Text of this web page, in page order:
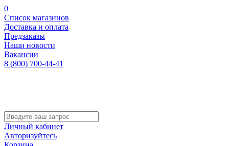
0
Список магазинов
Доставка и оплата
Предзаказы
Наши новости
Вакансии
8 (800) 700-44-41
Личный кабинет
Авторизуйтесь